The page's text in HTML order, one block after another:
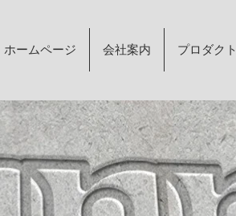
ホームページ 会社案内 プロダクト